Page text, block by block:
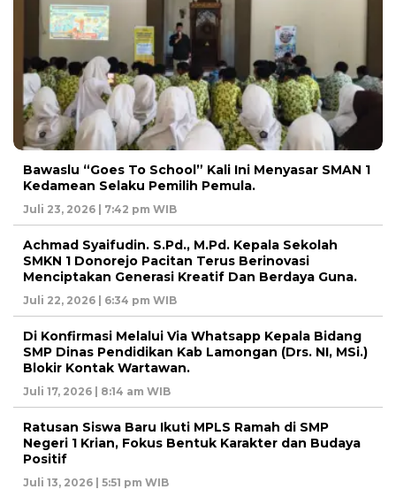
Bawaslu “Goes To School” Kali Ini Menyasar SMAN 1
Kedamean Selaku Pemilih Pemula.
Juli 23, 2026 | 7:42 pm WIB
Achmad Syaifudin. S.Pd., M.Pd. Kepala Sekolah
SMKN 1 Donorejo Pacitan Terus Berinovasi
Menciptakan Generasi Kreatif Dan Berdaya Guna.
Juli 22, 2026 | 6:34 pm WIB
Di Konfirmasi Melalui Via Whatsapp Kepala Bidang
SMP Dinas Pendidikan Kab Lamongan (Drs. NI, MSi.)
Blokir Kontak Wartawan.
Juli 17, 2026 | 8:14 am WIB
Ratusan Siswa Baru Ikuti MPLS Ramah di SMP
Negeri 1 Krian, Fokus Bentuk Karakter dan Budaya
Positif
Juli 13, 2026 | 5:51 pm WIB